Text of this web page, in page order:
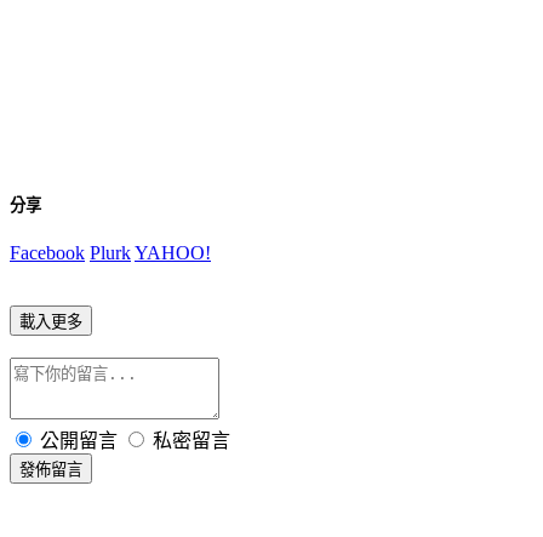
分享
Facebook PlurkYAHOO!
載入更多
公開留言 私密留言
發佈留言